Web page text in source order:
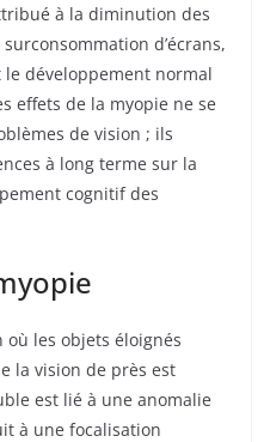
à la diminution des
d’écrans,
développement normal
effets de la myopie ne se
de vision ; ils
à long terme sur la
cognitif des
les objets éloignés
la vision de près est
est lié à une anomalie
à une focalisation